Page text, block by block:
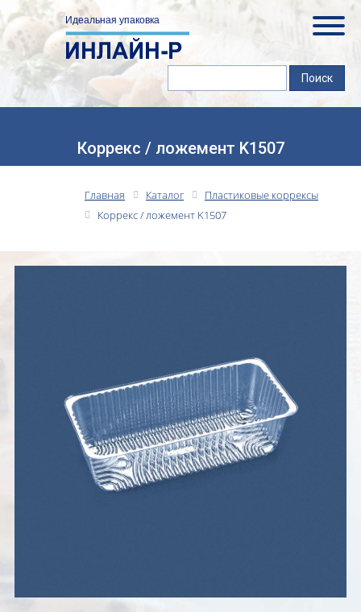
Главная Каталог
Пластиковые коррексы
Коррекс / ложемент K1507
Коррекс / ложемент K1507